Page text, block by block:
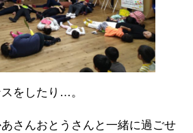
をしたり…。
さんおとうさんと一緒に過ごせ